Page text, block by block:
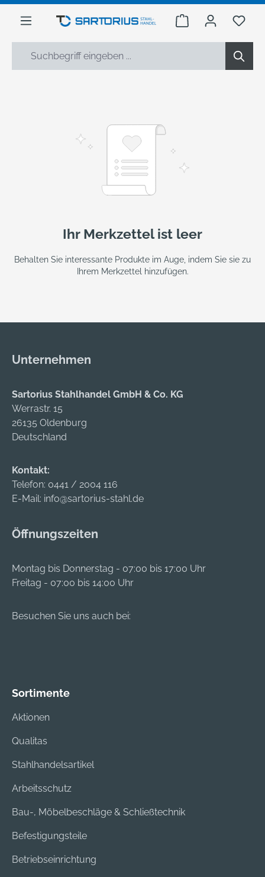
springen
Warenkorb Du
Ihr Merkzettel ist leer
Behalten Sie interessante Produkte im Auge, indem Sie sie zu
Ihrem Merkzettel hinzufügen.
Unternehmen
Sartorius Stahlhandel GmbH & Co. KG
Werrastr. 15
26135 Oldenburg
Deutschland
Kontakt:
Telefon: 0441 / 2004 116
E-Mail: info@sartorius-stahl.de
Öffnungszeiten
Montag bis Donnerstag - 07:00 bis 17:00 Uhr
Freitag - 07:00 bis 14:00 Uhr
Besuchen Sie uns auch bei:
Sortimente
Aktionen
Qualitas
Stahlhandelsartikel
Arbeitsschutz
Bau-, Möbelbeschläge & Schließtechnik
Befestigungsteile
Betriebseinrichtung